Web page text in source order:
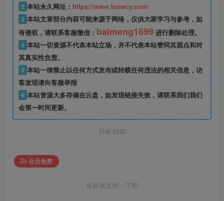
2 本站永久网址： https://www.bmwcy.com/
3 本站文章部分内容可能来源于网络，仅供大家学习与参考，如
有侵权，请联系客服微信： baimeng1699 进行删除处理。
4 本站一切资源不代表本站立场，并不代表本站赞同其观点和对
其真实性负责。
5 本站一律禁止以任何方式发布或转载任何违法的相关信息，访
客发现请向客服举报
6 本站资源大多存储在云盘，如发现链接失效，请联系我们我们
会第一时间更新。
THE END
会员免费
喜欢就支持一下吧